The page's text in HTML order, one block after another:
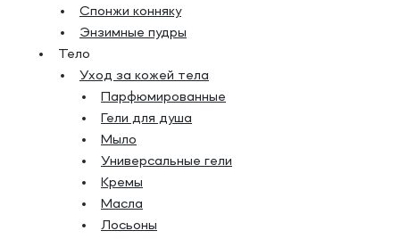
Спонжи конняку
Энзимные пудры
Тело
Уход за кожей тела
Парфюмированные
Гели для душа
Мыло
Универсальные гели
Кремы
Масла
Лосьоны